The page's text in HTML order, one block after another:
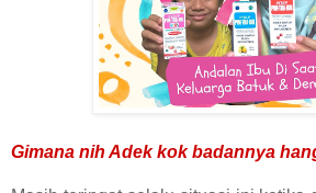
Gimana nih Adek kok badannya